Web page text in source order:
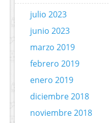
julio 2023
junio 2023
marzo 2019
febrero 2019
enero 2019
diciembre 2018
noviembre 2018